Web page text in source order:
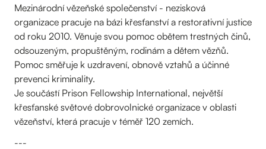
Mezinárodní vězeňské společenství - nezisková
organizace pracuje na bázi křesťanství a restorativní justice
od roku 2010. Věnuje svou pomoc obětem trestných činů,
odsouzeným, propuštěným, rodinám a dětem vězňů.
Pomoc směřuje k uzdravení, obnově vztahů a účinné
prevenci kriminality.
Je součástí Prison Fellowship International, největší
křesťanské světové dobrovolnické organizace v oblasti
vězeňství, která pracuje v téměř 120 zemích.
---